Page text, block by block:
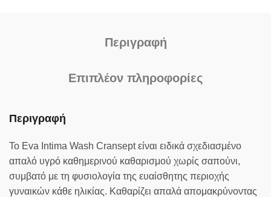
Περιγραφή
Επιπλέον πληροφορίες
Περιγραφή
Το Eva Intima Wash Cransept είναι ειδικά σχεδιασμένο
απαλό υγρό καθημερινού καθαρισμού χωρίς σαπούνι,
συμβατό με τη φυσιολογία της ευαίσθητης περιοχής
γυναικών κάθε ηλικίας. Καθαρίζει απαλά απομακρύνοντας